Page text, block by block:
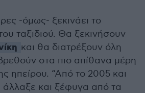
-όμως- ξεκινάει το
ταξιδιού. Θα ξεκινήσουν
και θα διατρέξουν όλη
στα πιο απίθανα μέρη
ηπείρου. “Από το 2005 και
άλλαξε και ξέφυγα από τα